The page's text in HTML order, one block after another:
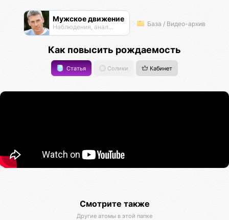
Мужское движение
Наблюдения, анализ, обсуждения База / Видео-архив
Как повысить рождаемость
Статья Солики Кабинет
Смотрите также
Другие атомы в этой папке